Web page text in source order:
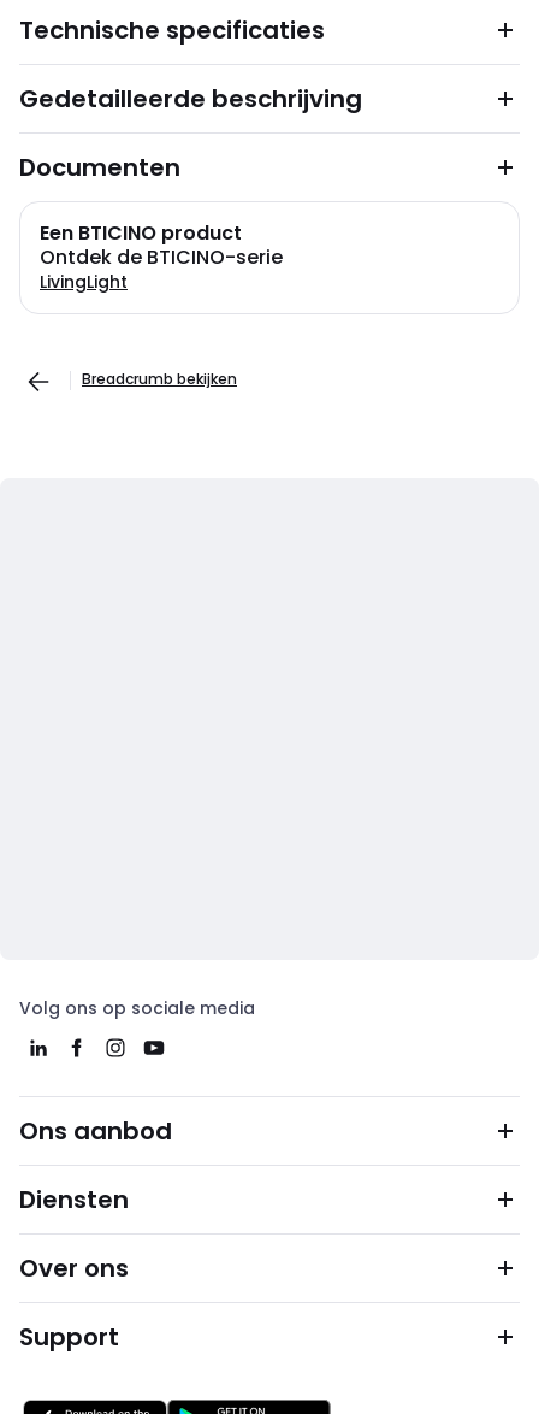
Technische specificaties
Gedetailleerde beschrijving
Documenten
Een BTICINO product
Ontdek de BTICINO-serie
LivingLight
Breadcrumb bekijken
Volg ons op sociale media
Ons aanbod
Diensten
Over ons
Support